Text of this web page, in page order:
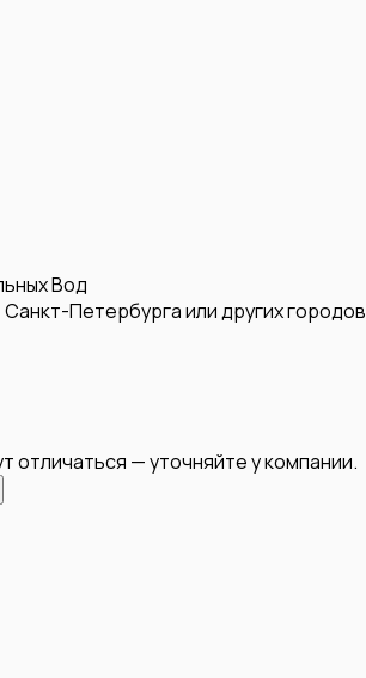
Вод
Петербурга или других городов
отличаться — уточняйте у компании.